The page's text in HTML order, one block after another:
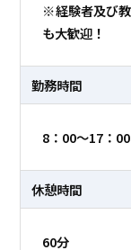
※経験者及び
も大歓迎！
勤務時間
8：00～17：00
休憩時間
60分